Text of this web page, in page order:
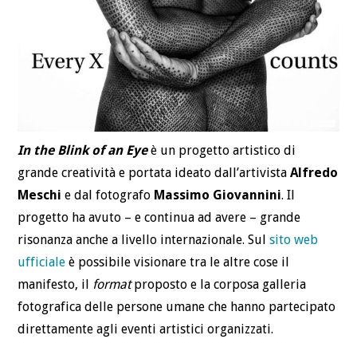
In the Blink of an Eyeè un progetto artistico di
grande creatività e portata ideato dall’artivistaAlfredo
Meschi e dal fotografo Massimo Giovannini. Il
progetto ha avuto – e continua ad avere – grande
risonanza anche a livello internazionale. Sulsito web
ufficiale è possibile visionare tra le altre cose il
manifesto, il formatproposto e la corposa galleria
fotografica delle persone umane che hanno partecipato
direttamente agli eventi artistici organizzati.